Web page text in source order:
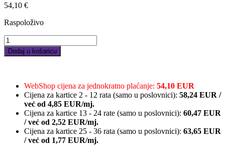
54,10 €
Raspoloživo
LOGITECH
G402
Hyperion
Gaming
Mouse
BLACK
EER2
quantity
Dodaj u košaricu
WebShop cijena za jednokratno plaćanje: 54,10 EUR
Cijena za kartice 2 - 12 rata (samo u poslovnici): 58,24 EUR /
već od 4,85 EUR/mj.
Cijena za kartice 13 - 24 rate (samo u poslovnici): 60,47 EUR
/već od 2,52 EUR/mj.
Cijena za kartice 25 - 36 rata (samo u poslovnici): 63,65 EUR
/već od 1,77 EUR/mj.